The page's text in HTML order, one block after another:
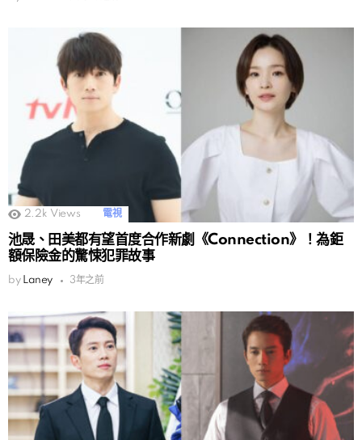
2.2k Views 電視
池晟、田美都有望首度合作新劇《Connection》！為鉅
額保險金的驚悚犯罪故事
by Laney 3年之前